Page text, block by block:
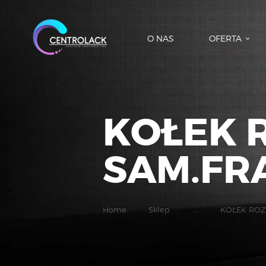
O NAS OFERTA
KOŁEK
Home Sklep ... KOŁEK